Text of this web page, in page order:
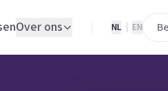
Over ons NL EN